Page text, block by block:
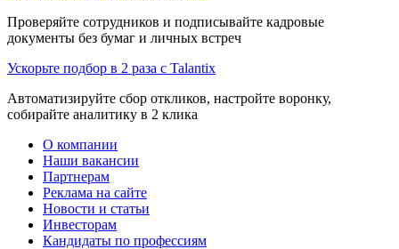
Проверяйте сотрудников и подписывайте кадровые
документы без бумаг и личных встреч
Ускорьте подбор в 2 раза с Talantix
Автоматизируйте сбор откликов, настройте воронку,
собирайте аналитику в 2 клика
О компании
Наши вакансии
Партнерам
Реклама на сайте
Новости и статьи
Инвесторам
Кандидаты по профессиям